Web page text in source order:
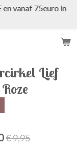
en vanaf 75euro in
Lief
€ 9,95